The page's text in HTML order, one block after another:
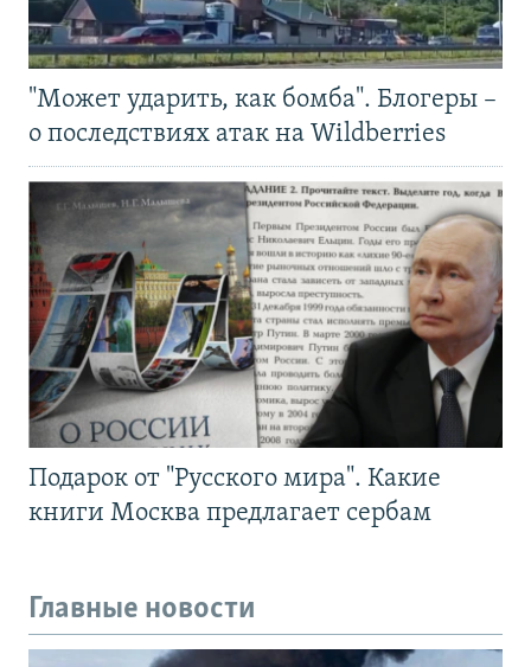
"Может ударить, как бомба". Блогеры –
о последствиях атак на Wildberries
Подарок от "Русского мира". Какие
книги Москва предлагает сербам
Главные новости